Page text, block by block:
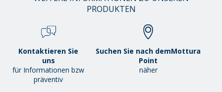
/
38
PRODUKTEN
Kontaktieren Sie
uns
für Informationen bzw
präventiv
Suchen Sie nach demMottura
Point
näher